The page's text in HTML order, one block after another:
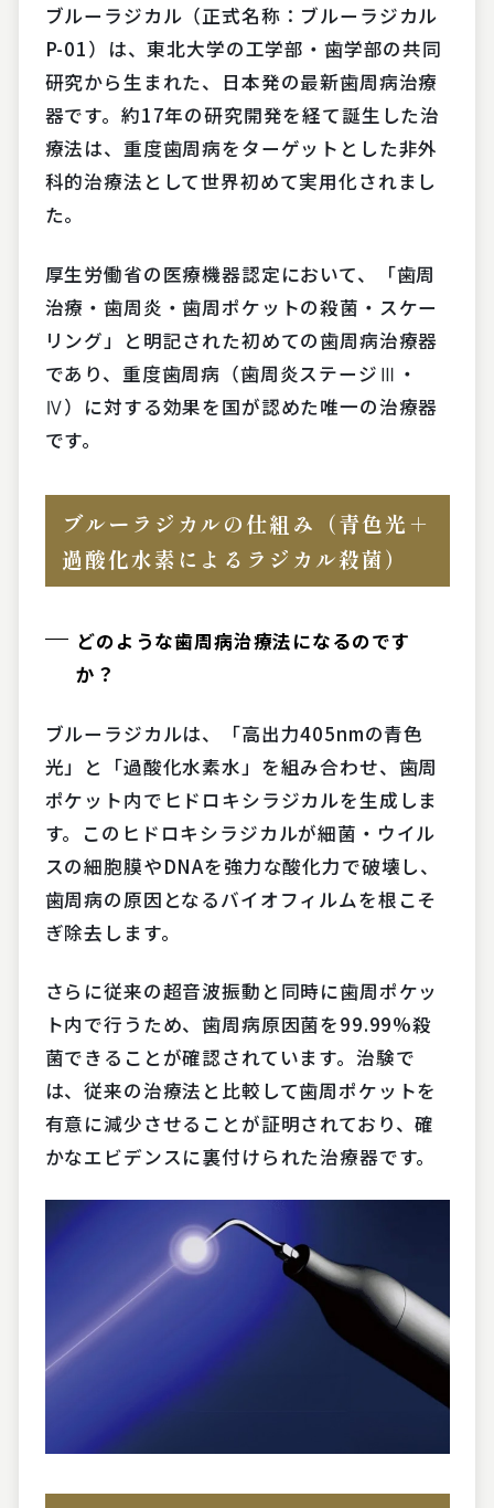
ブルーラジカル（正式名称：ブルーラジカル
P-01）は、東北大学の工学部・歯学部の共同
研究から生まれた、日本発の最新歯周病治療
器です。約17年の研究開発を経て誕生した治
療法は、重度歯周病をターゲットとした非外
科的治療法として世界初めて実用化されまし
た。
厚生労働省の医療機器認定において、「歯周
治療・歯周炎・歯周ポケットの殺菌・スケー
リング」と明記された初めての歯周病治療器
であり、重度歯周病（歯周炎ステージⅢ・
Ⅳ）に対する効果を国が認めた唯一の治療器
です。
ブルーラジカルの仕組み（青色光＋
過酸化水素によるラジカル殺菌）
どのような歯周病治療法になるのです
か？
ブルーラジカルは、「高出力405nmの青色
光」と「過酸化水素水」を組み合わせ、歯周
ポケット内でヒドロキシラジカルを生成しま
す。このヒドロキシラジカルが細菌・ウイル
スの細胞膜やDNAを強力な酸化力で破壊し、
歯周病の原因となるバイオフィルムを根こそ
ぎ除去します。
さらに従来の超音波振動と同時に歯周ポケッ
ト内で行うため、歯周病原因菌を99.99%殺
菌できることが確認されています。治験で
は、従来の治療法と比較して歯周ポケットを
有意に減少させることが証明されており、確
かなエビデンスに裏付けられた治療器です。